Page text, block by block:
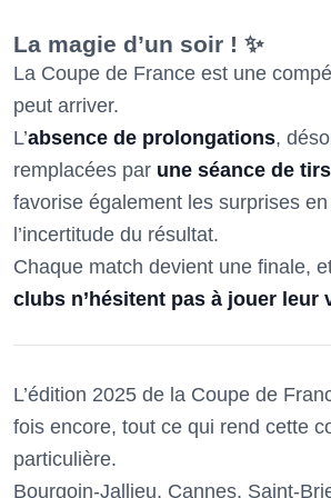
La magie d’un soir ! ✨
La Coupe de France est une
peut arriver.
L’absence de prolongations,
remplacées par une séance de
favorise également les surprises
l’incertitude du résultat.
Chaque match devient une finale,
clubs n’hésitent pas à jouer leur
L’édition 2025 de la Coupe de
fois encore, tout ce qui rend cette
particulière.
Bourgoin-Jallieu, Cannes, Saint-